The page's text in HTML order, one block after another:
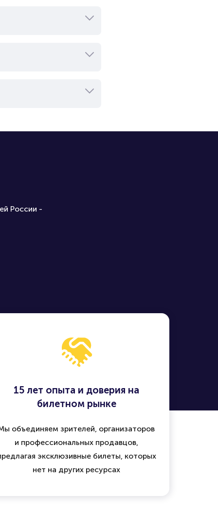
России -
15 лет опыта и доверия на
билетном рынке
объединяем зрителей, организаторов
и профессиональных продавцов,
эксклюзивные билеты, которых
нет на других ресурсах